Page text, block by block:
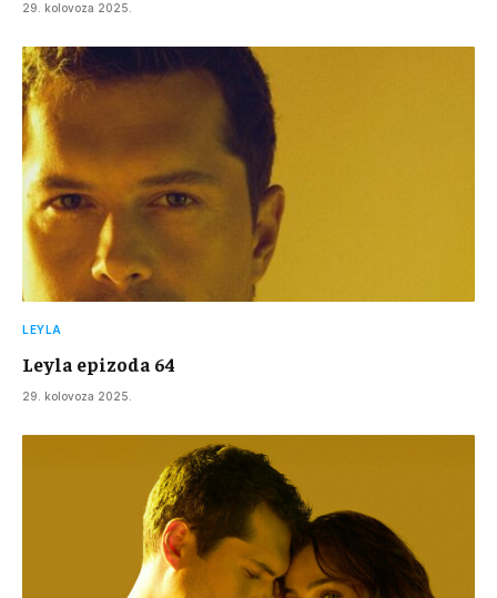
29. kolovoza 2025.
LEYLA
Leyla epizoda 64
29. kolovoza 2025.